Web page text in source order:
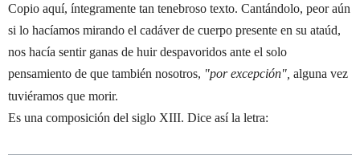
Copio aquí, íntegramente tan tenebroso texto. Cantándolo, peor aún
si lo hacíamos mirando el cadáver de cuerpo presente en su ataúd,
nos hacía sentir ganas de huir despavoridos ante el solo
pensamiento de que también nosotros, "por excepción", alguna vez
tuviéramos que morir.
Es una composición del siglo XIII. Dice así la letra: